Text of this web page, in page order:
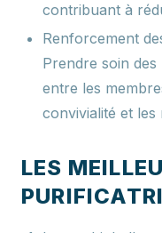
contribuant à
Renforcement
Prendre soin
entre les
convivialité et les
LES